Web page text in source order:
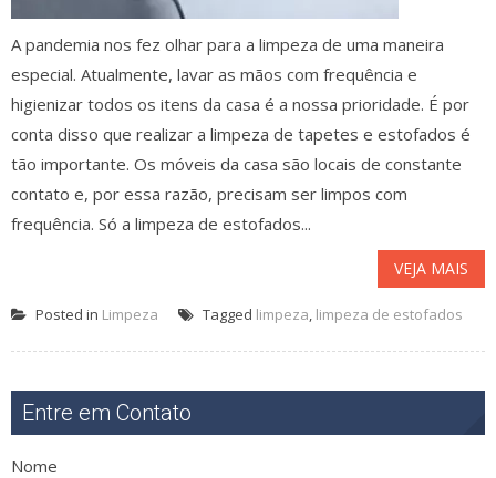
A pandemia nos fez olhar para a limpeza de uma maneira
especial. Atualmente, lavar as mãos com frequência e
higienizar todos os itens da casa é a nossa prioridade. É por
conta disso que realizar a limpeza de tapetes e estofados é
tão importante. Os móveis da casa são locais de constante
contato e, por essa razão, precisam ser limpos com
frequência. Só a limpeza de estofados...
VEJA MAIS
Posted in Limpeza Tagged limpeza, limpeza de estofados
Entre em Contato
Nome